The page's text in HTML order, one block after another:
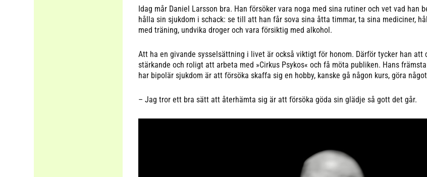
Idag mår Daniel Larsson bra. Han försöker vara noga med sina rutiner och vet vad han
hålla sin sjukdom i schack: se till att han får sova sina åtta timmar, ta sina mediciner,
med träning, undvika droger och vara försiktig med alkohol.
Att ha en givande sysselsättning i livet är också viktigt för honom. Därför tycker han att
stärkande och roligt att arbeta med »Cirkus Psykos« och få möta publiken. Hans
har bipolär sjukdom är att försöka skaffa sig en hobby, kanske gå någon kurs, göra
– Jag tror ett bra sätt att återhämta sig är att försöka göda sin glädje så gott det går.